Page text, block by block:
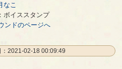
なこ
ボイススタンプ
ンドのページへ
：2021-02-18 00:09:49